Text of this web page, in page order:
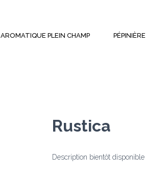
AROMATIQUE PLEIN CHAMP PÉPINIÈRE
Rustica
Description bientôt disponible